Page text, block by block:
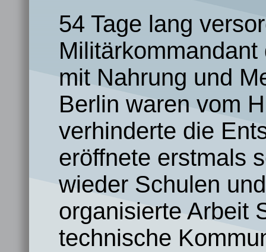
54 Tage lang
mit Nahrung und
Berlin waren vom
verhinderte die
eröffnete erstmals
wieder Schulen
organisierte Arbeit
technische